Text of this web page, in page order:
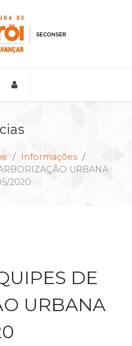
Informações
URBANA
2020
DE
URBANA